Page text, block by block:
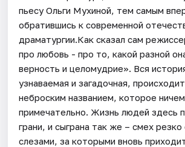
пьесу Ольги Мухиной, тем самым
обратившись к современной
драматургии.Как сказал сам
про любовь - про то, какой разной
верность и целомудрие». Вся
узнаваемая и загадочная,
неброским названием, которое
примечательно. Жизнь людей здесь
грани, и сыграна так же – смех резко
слезами, за которыми вновь